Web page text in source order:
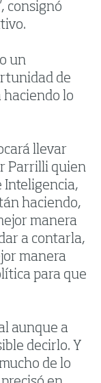
consignó
un
de
haciendo lo
llevar
Parrilli quien
Inteligencia,
haciendo,
manera
a contarla,
manera
para que
aunque a
decirlo. Y
de lo